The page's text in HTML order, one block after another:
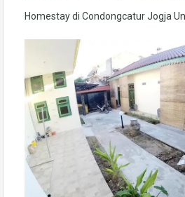
Homestay di Condongcatur Jogja